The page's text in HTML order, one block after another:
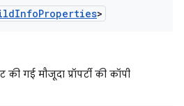
InfoProperties>
की गई मौजूदा प्रॉपर्टी की कॉपी